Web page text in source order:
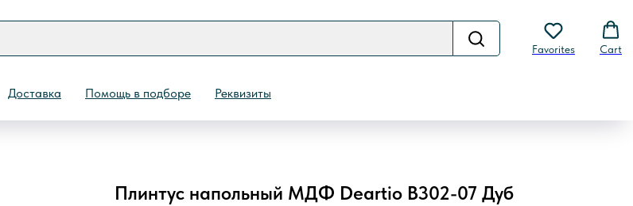
Favorites Cart
Доставка Помощь в подборе Реквизиты
НазадПлинтус напольный МДФ Deartio B302-07 Дуб